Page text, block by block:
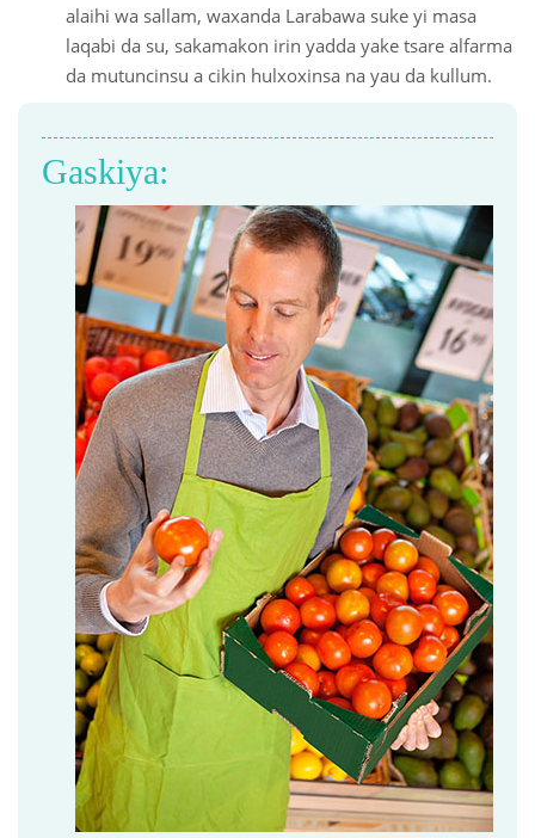
alaihi wa sallam, waxanda Larabawa suke yi masa
laqabi da su, sakamakon irin yadda yake tsare alfarma
da mutuncinsu a cikin hulxoxinsa na yau da kullum.
Gaskiya: